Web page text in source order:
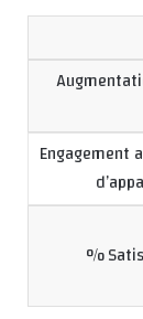
Engagement